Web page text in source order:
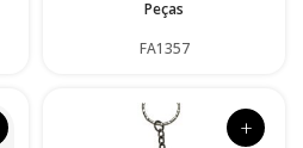
Peças
FA1357
+